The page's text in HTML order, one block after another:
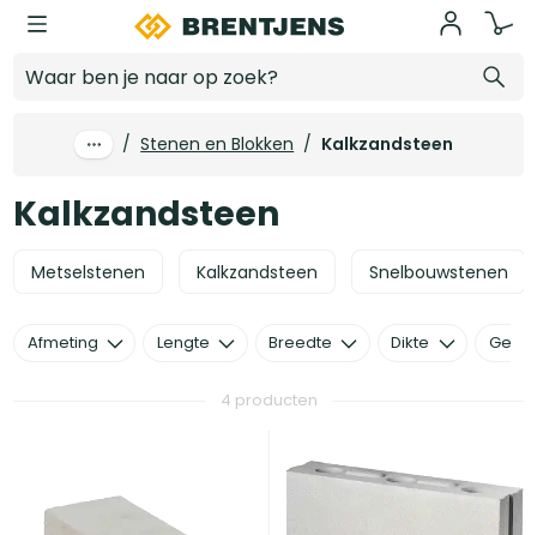
Ga naar hoofdinhoud
/ Stenen en Blokken / Kalkzandsteen
Kalkzandsteen
Metselstenen Kalkzandsteen Snelbouwstenen
4 producten
Afmeting Lengte Breedte Dikte